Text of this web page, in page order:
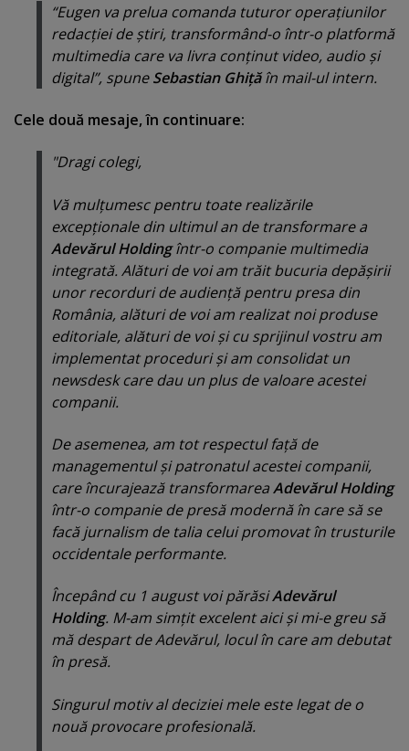
“Eugen va prelua comanda tuturor operaţiunilor
redacţiei de ştiri, transformând-o într-o platformă
multimedia care va livra conţinut video, audio şi
digital”, spuneSebastian Ghiţăîn mail-ul intern.
Cele două mesaje, în continuare:
"Dragi colegi,
Vă mulţumesc pentru toate realizările
excepţionale din ultimul an de transformare a
Adevărul Holdingîntr-o companie multimedia
integrată. Alături de voi am trăit bucuria depăşirii
unor recorduri de audienţă pentru presa din
România, alături de voi am realizat noi produse
editoriale, alături de voi şi cu sprijinul vostru am
implementat proceduri şi am consolidat un
newsdesk care dau un plus de valoare acestei
companii.
De asemenea, am tot respectul faţă de
managementul şi patronatul acestei companii,
care încurajează transformareaAdevărul Holding
într-o companie de presă modernă în care să se
facă jurnalism de talia celui promovat în trusturile
occidentale performante.
Începând cu 1 august voi părăsiAdevărul
Holding. M-am simţit excelent aici şi mi-e greu să
mă despart de Adevărul, locul în care am debutat
în presă.
Singurul motiv al deciziei mele este legat de o
nouă provocare profesională.